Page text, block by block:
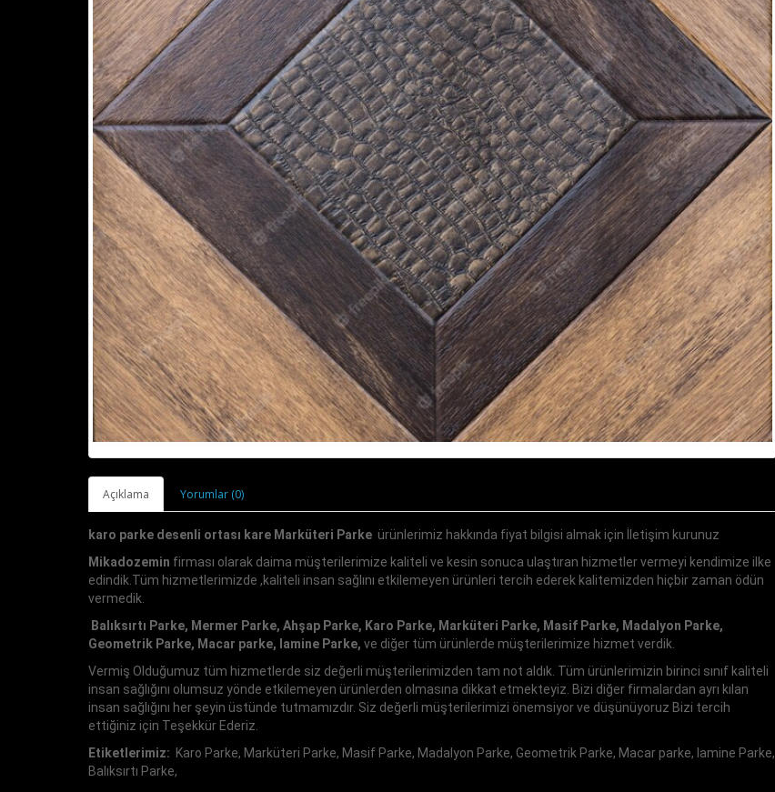
Açıklama Yorumlar (0)
karo parke desenli ortası kare Marküteri Parke ürünlerimiz hakkında fiyat bilgisi almak için İletişim kurunuz
Mikadozemin firması olarak daima müşterilerimize kaliteli ve kesin sonuca ulaştıran hizmetler vermeyi kendimize ilke
edindik.Tüm hizmetlerimizde ,kaliteli insan sağlını etkilemeyen ürünleri tercih ederek kalitemizden hiçbir zaman ödün
vermedik.
Balıksırtı Parke, Mermer Parke, Ahşap Parke, Karo Parke, Marküteri Parke, Masif Parke, Madalyon Parke,
Geometrik Parke, Macar parke, lamine Parke, ve diğer tüm ürünlerde müşterilerimize hizmet verdik.
Vermiş Olduğumuz tüm hizmetlerde siz değerli müşterilerimizden tam not aldık. Tüm ürünlerimizin birinci sınıf kaliteli
insan sağlığını olumsuz yönde etkilemeyen ürünlerden olmasına dikkat etmekteyiz. Bizi diğer firmalardan ayrı kılan
insan sağlığını her şeyin üstünde tutmamızdır. Siz değerli müşterilerimizi önemsiyor ve düşünüyoruz Bizi tercih
ettiğiniz için Teşekkür Ederiz.
Etiketlerimiz: Karo Parke, Marküteri Parke, Masif Parke, Madalyon Parke, Geometrik Parke, Macar parke, lamine Parke,
Balıksırtı Parke,